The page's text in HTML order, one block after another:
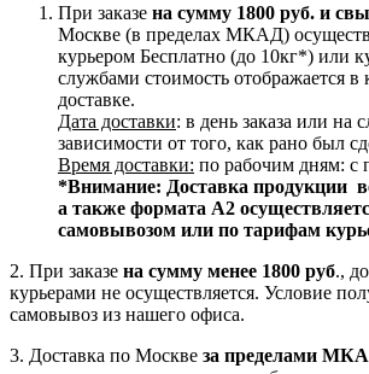
При заказе на сумму 1800 руб. и
Москве (в пределах МКАД)
курьером Бесплатно (до 10кг*) или
службами стоимость отображается в
доставке.
Дата доставки: в день заказа или на
зависимости от того, как рано был
Время доставки: по рабочим дням: с
*Внимание: Доставка продукции
а также формата А2
самовывозом или по тарифам
2. При заказе на сумму менее 1800 руб.,
курьерами не осуществляется. Условие
самовывоз из нашего офиса.
3. Доставка по Москве за пределами